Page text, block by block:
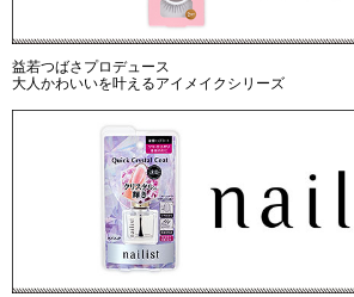
益若つばさプロデュース
大人かわいいを叶えるアイメイクシリーズ